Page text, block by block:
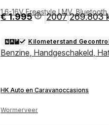
1.6-16V Freestyle LMV,
€ 1.995 |2007|269.803
Kilometerstand
Benzine Handgeschakeld
HK Auto en Caravanoccasions
Wormerveer